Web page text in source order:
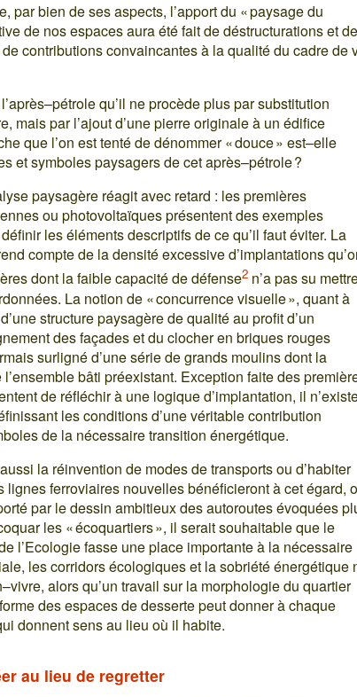
par bien de ses aspects, l’apport du « paysage du
de nos espaces aura été fait de déstructurations et de
contributions convaincantes à la qualité du cadre de
qu’il ne procède plus par substitution
mais par l’ajout d’une pierre originale à un édifice
que l’on est tenté de dénommer « douce » est–elle
et symboles paysagers de cet après–pétrole ?
paysagère réagit avec retard : les premières
ou photovoltaïques présentent des exemples
les éléments descriptifs de ce qu’il faut éviter. La
compte de la densité excessive d’implantations
dont la faible capacité de défense2 n’a pas su
La notion de « concurrence visuelle », quant à
structure paysagère de qualité au profit d’un
des façades et du clocher en briques rouges
surligné d’une série de grands moulins dont la
bâti préexistant. Exception faite des
de réfléchir à une logique d’implantation, il
les conditions d’une véritable contribution
de la nécessaire transition énergétique.
la réinvention de modes de transports ou d’habiter
lignes ferroviaires nouvelles bénéficieront à cet égard,
par le dessin ambitieux des autoroutes évoquées
les « écoquartiers », il serait souhaitable que le
l’Ecologie fasse une place importante à la nécessaire
les corridors écologiques et la sobriété énergétique
alors qu’un travail sur la morphologie du quartier
des espaces de desserte peut donner à chaque
donnent sens au lieu où il habite.
au lieu de regretter